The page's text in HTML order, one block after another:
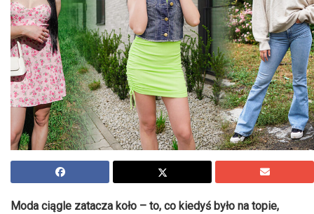
Moda ciągle zatacza koło – to, co kiedyś było na topie,